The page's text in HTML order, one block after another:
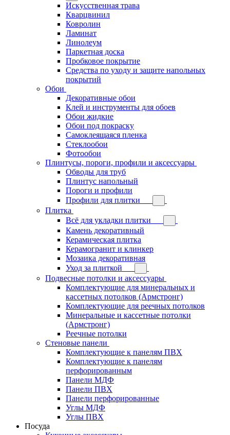
Искусственная трава
Кварцвинил
Ковролин
Ламинат
Линолеум
Паркетная доска
Пробковое покрытие
Средства по уходу и защите напольных
покрытий
Обои
Декоративные обои
Клей и инструменты для обоев
Обои жидкие
Обои под покраску
Самоклеящаяся пленка
Стеклообои
Фотообои
Плинтусы, пороги, профили и аксессуары
Обводы для труб
Плинтус напольный
Пороги и профили
Профили для плитки
Плитка
Всё для укладки плитки
Камень декоративный
Керамическая плитка
Керамогранит и клинкер
Мозаика декоративная
Уход за плиткой
Подвесные потолки и аксессуары
Комплектующие для минеральных и
кассетных потолков (Армстронг)
Комплектующие для реечных потолков
Минеральные и кассетные потолки
(Армстронг)
Реечные потолки
Стеновые панели
Комплектующие к панелям ПВХ
Комплектующие к панелям
перфорированным
Панели МДФ
Панели ПВХ
Панели перфорированные
Углы МДФ
Углы ПВХ
Посуда